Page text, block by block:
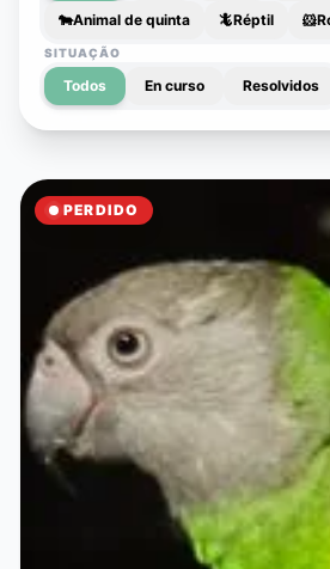
🐄Animal de quinta 🦎Réptil 🐹
SITUAÇÃO
Todos En curso Resolvidos
PERDIDO